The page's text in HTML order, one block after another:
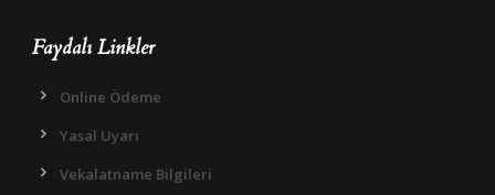
Faydalı Linkler
Online Ödeme
Yasal Uyarı
Vekalatname Bilgileri